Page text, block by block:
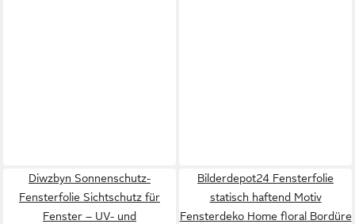
Diwzbyn Sonnenschutz-
Fensterfolie Sichtschutz für
Fenster – UV- und
Bilderdepot24 Fensterfolie
statisch haftend Motiv
Fensterdeko Home floral Bordüre